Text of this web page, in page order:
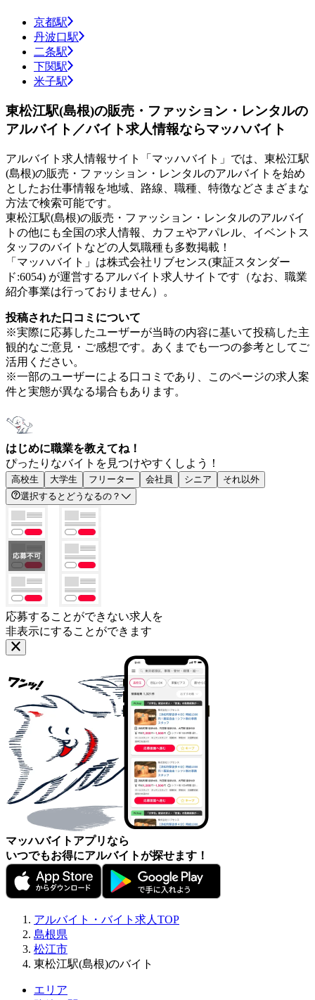
京都駅
丹波口駅
二条駅
下関駅
米子駅
東松江駅(島根)の販売・ファッション・レンタルの
アルバイト／バイト求人情報ならマッハバイト
アルバイト求人情報サイト「マッハバイト」では、東松江駅
(島根)の販売・ファッション・レンタルのアルバイトを始め
としたお仕事情報を地域、路線、職種、特徴などさまざまな
方法で検索可能です。
東松江駅(島根)の販売・ファッション・レンタルのアルバイ
トの他にも全国の求人情報、カフェやアパレル、イベントス
タッフのバイトなどの人気職種も多数掲載！
「マッハバイト」は株式会社リブセンス(東証スタンダー
ド:6054) が運営するアルバイト求人サイトです（なお、職業
紹介事業は行っておりません）。
投稿された口コミについて
※実際に応募したユーザーが当時の内容に基いて投稿した主
観的なご意見・ご感想です。あくまでも一つの参考としてご
活用ください。
※一部のユーザーによる口コミであり、このページの求人案
件と実態が異なる場合もあります。
はじめに職業を教えてね！
ぴったりなバイトを見つけやすくしよう！
高校生 大学生 フリーター 会社員 シニア
それ以外
選択するとどうなるの？
応募することができない求人を
非表示にすることができます
マッハバイトアプリなら
いつでもお得にアルバイトが探せます！
アルバイト・バイト求人TOP
島根県
松江市
東松江駅(島根)のバイト
エリア